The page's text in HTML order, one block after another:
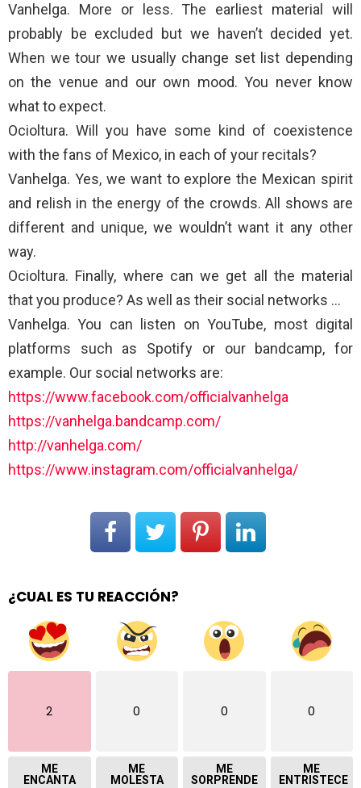
Vanhelga. More or less. The earliest material will
probably be excluded but we haven’t decided yet.
When we tour we usually change set list depending
on the venue and our own mood. You never know
what to expect.
Ocioltura. Will you have some kind of coexistence
with the fans of Mexico, in each of your recitals?
Vanhelga. Yes, we want to explore the Mexican spirit
and relish in the energy of the crowds. All shows are
different and unique, we wouldn’t want it any other
way.
Ocioltura. Finally, where can we get all the material
that you produce? As well as their social networks …
Vanhelga. You can listen on YouTube, most digital
platforms such as Spotify or our bandcamp, for
example. Our social networks are:
https://www.facebook.com/officialvanhelga
https://vanhelga.bandcamp.com/
http://vanhelga.com/
https://www.instagram.com/officialvanhelga/
¿CUAL ES TU REACCIÓN?
2
ME
ENCANTA
0
ME
MOLESTA
0
ME
SORPRENDE
0
ME
ENTRISTECE